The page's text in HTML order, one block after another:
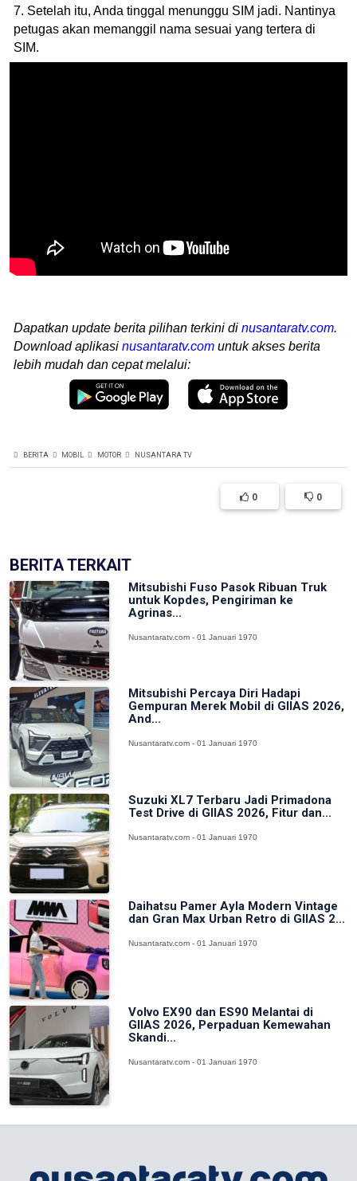
7. Setelah itu, Anda tinggal menunggu SIM jadi. Nantinya
petugas akan memanggil nama sesuai yang tertera di
SIM.
Dapatkan update berita pilihan terkini di nusantaratv.com.
Download aplikasi nusantaratv.com untuk akses berita
lebih mudah dan cepat melalui:
BERITA MOBIL MOTOR NUSANTARA TV
0 0
BERITA TERKAIT
Mitsubishi Fuso Pasok Ribuan Truk
untuk Kopdes, Pengiriman ke
Agrinas...
Nusantaratv.com - 01 Januari 1970
Mitsubishi Percaya Diri Hadapi
Gempuran Merek Mobil di GIIAS 2026,
And...
Nusantaratv.com - 01 Januari 1970
Suzuki XL7 Terbaru Jadi Primadona
Test Drive di GIIAS 2026, Fitur dan...
Nusantaratv.com - 01 Januari 1970
Daihatsu Pamer Ayla Modern Vintage
dan Gran Max Urban Retro di GIIAS 2...
Nusantaratv.com - 01 Januari 1970
Volvo EX90 dan ES90 Melantai di
GIIAS 2026, Perpaduan Kemewahan
Skandi...
Nusantaratv.com - 01 Januari 1970